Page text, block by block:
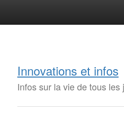
Innovations et infos
Infos sur la vie de tous les